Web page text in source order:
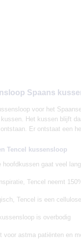
Spaans
voor het
Het kussen blijft
Er ontstaat een
Tencel kussensloop
hoofdkussen gaat veel
Tencel neemt
Tencel is een
is overbodig
voor astma patiënten en